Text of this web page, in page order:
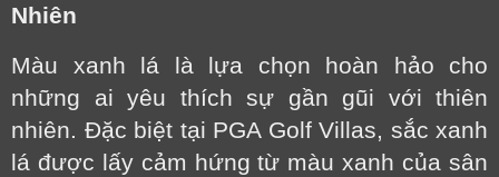
Nhiên
Màu xanh lá là lựa chọn hoàn hảo cho
những ai yêu thích sự gần gũi với thiên
nhiên. Đặc biệt tại PGA Golf Villas, sắc xanh
lá được lấy cảm hứng từ màu xanh của sân